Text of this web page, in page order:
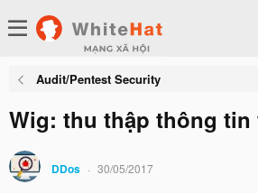
Audit/Pentest Security
Wig: thu thập thông tin
DDos 30/05/2017